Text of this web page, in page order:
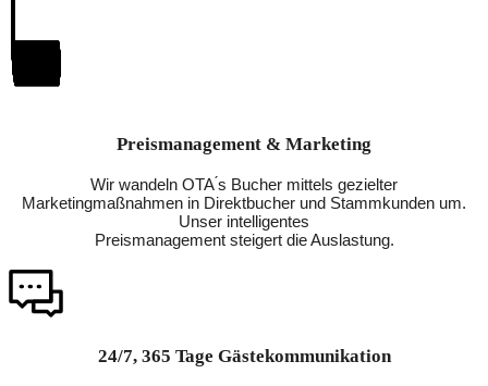
Preismanagement & Marketing
Wir wandeln OTA ́s Bucher mittels gezielter
Marketingmaßnahmen in Direktbucher und Stammkunden um.
Unser intelligentes
Preismanagement steigert die Auslastung.
24/7, 365 Tage Gästekommunikation